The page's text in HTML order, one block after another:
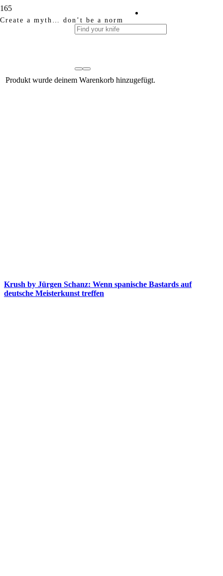
Create a myth… don’t be a norm
Produkt wurde deinem Warenkorb hinzugefügt.
Krush by Jürgen Schanz: Wenn spanische Bastards auf
deutsche Meisterkunst treffen